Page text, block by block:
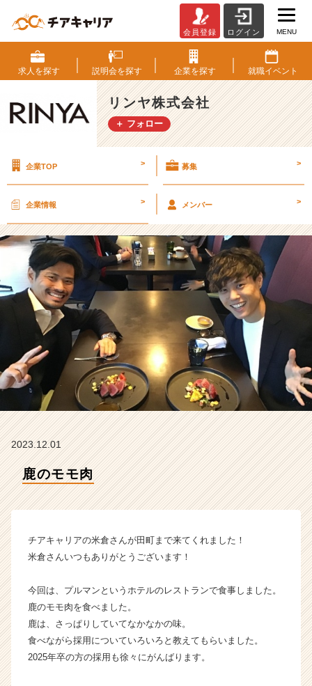
の
モ
モ
肉
【リ
ン
会
タ
イ
ム
ラ
ベ
ン
チ
ャ
ー・
成
ト
届
就
活
サ
イ
ト
会員登録 ログイン MENU
求人を探す 説明会を探す 企業を探す 就職イベント
リンヤ株式会社
＋ フォロー
企業TOP > 募集 >
企業情報 > メンバー >
2023.12.01
鹿のモモ肉
チアキャリアの米倉さんが田町まで来てくれました！
米倉さんいつもありがとうございます！
今回は、プルマンというホテルのレストランで食事しました。
鹿のモモ肉を食べました。
鹿は、さっぱりしていてなかなかの味。
食べながら採用についていろいろと教えてもらいました。
2025年卒の方の採用も徐々にがんばります。